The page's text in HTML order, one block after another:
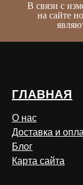
В связи с
на сайте
ГЛАВНАЯ
О нас
Доставка и
Блог
Карта сайта